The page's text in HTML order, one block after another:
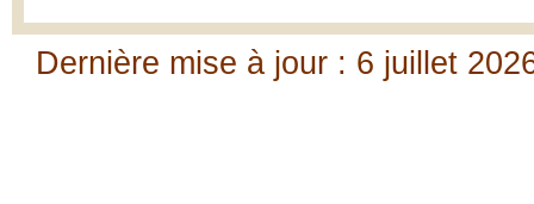
Dernière mise à jour : 6 juillet